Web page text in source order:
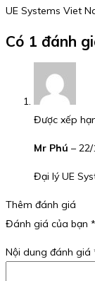
UE Systems Viet
Có 1 đánh
Được xếp
Mr Phú –
Đại lý UE
Thêm đánh giá
Đánh giá của bạn *
Nội dung đánh giá